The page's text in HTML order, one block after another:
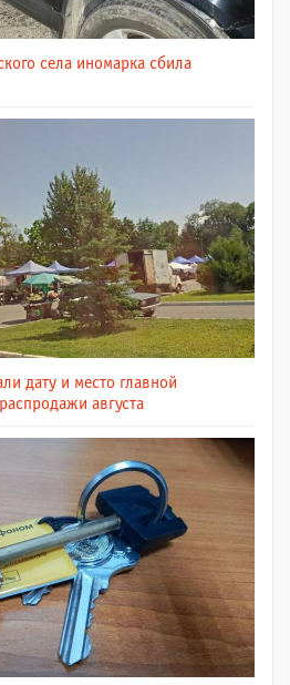
села иномарка сбила
дату и место главной
августа